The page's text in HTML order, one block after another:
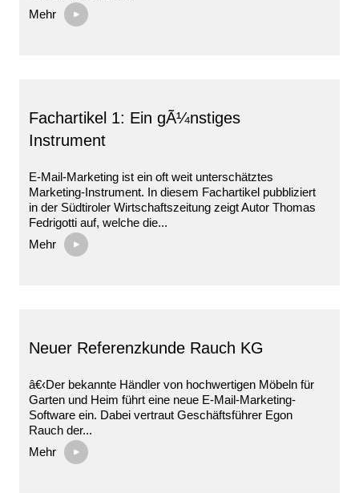
Mehr
Fachartikel 1: Ein gÃ¼nstiges
Instrument
E-Mail-Marketing ist ein oft weit unterschätztes
Marketing-Instrument. In diesem Fachartikel pubbliziert
in der Südtiroler Wirtschaftszeitung zeigt Autor Thomas
Fedrigotti auf, welche die...
Mehr
Neuer Referenzkunde Rauch KG
â€‹Der bekannte Händler von hochwertigen Möbeln für
Garten und Heim führt eine neue E-Mail-Marketing-
Software ein. Dabei vertraut Geschäftsführer Egon
Rauch der...
Mehr